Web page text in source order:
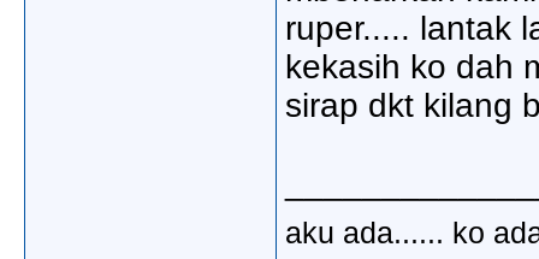
ruper..... lantak
kekasih ko dah
sirap dkt kilang
aku ada...... ko